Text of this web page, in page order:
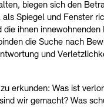
biegen sich den
Spiegel und Fenster
ihnen
die Suche nach
und
erkunden: Was ist
wir gemacht? Was